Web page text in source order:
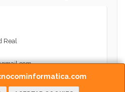
Real